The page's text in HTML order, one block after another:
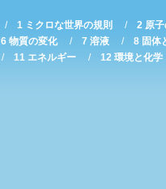
1 ミクロな世界の規則 2 原
6 物質の変化 7 溶液 8 固体
11 エネルギー 12 環境と化学